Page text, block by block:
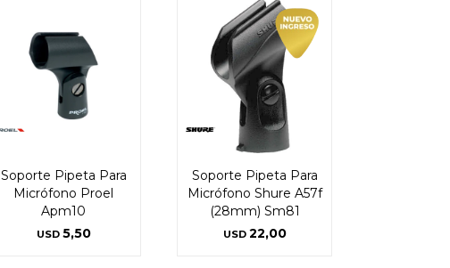
Soporte Pipeta Para
Micrófono Proel
Apm10
USD 5,50
Soporte Pipeta Para
Micrófono Shure A57f
(28mm) Sm81
USD 22,00